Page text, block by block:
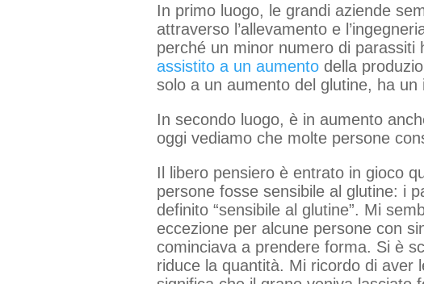
In primo luogo, le grandi aziende
attraverso l’allevamento e
perché un minor numero di
assistito a un aumento della
solo a un aumento del glutine, ha un
In secondo luogo, è in aumento
oggi vediamo che molte persone
Il libero pensiero è entrato in gioco
persone fosse sensibile al glutine: i
definito “sensibile al glutine”. Mi
eccezione per alcune persone con
cominciava a prendere forma. Si è
riduce la quantità. Mi ricordo di aver